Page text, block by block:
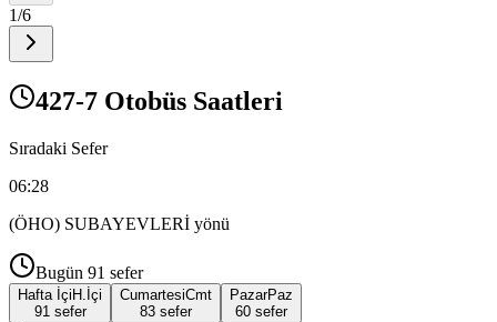
1/6
427-7 Otobüs Saatleri
Sıradaki Sefer
06:28
(ÖHO) SUBAYEVLERİ yönü
Bugün 91 sefer
Hafta İçi H.İçi
91 sefer
CumartesiCmt
83 sefer
PazarPaz
60 sefer